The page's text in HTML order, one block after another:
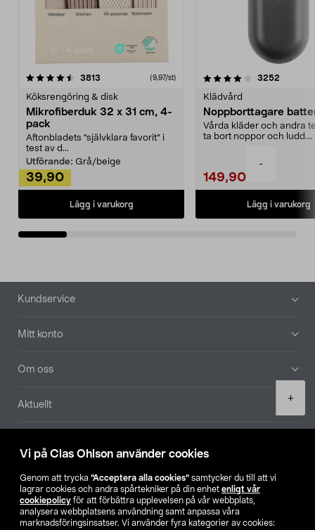
Vi på Clas Ohlson använder cookies
Genom att trycka ”Acceptera alla cookies” samtycker du till att vi
lagrar cookies och andra spårtekniker på din enhet enligt vår
cookiepolicy för att förbättra upplevelsen på vår webbplats,
analysera webbplatsens användning samt anpassa våra
marknadsföringsinsatser. Vi använder fyra kategorier av cookies:
-
+
3813 (9,97/st)
Köksrengöring & disk
Mikrofiberduk 32 x 31 cm, 4-
pack
Aftonbladets "självklara favorit” i
test av d...
Utförande: Grå/beige
39,90
Lägg i varukorg
4.0av 5 stjärnor 3252
Klädvård
Noppborttagare
Vårda kläder och andra
ta bort noppor och ludd.
149,90
Lägg i varukorg
4.5av 5 stjärnor
Sidfot
Kundservice
Mitt konto
Om oss
Aktuellt
Hitta butik
SE NO FI